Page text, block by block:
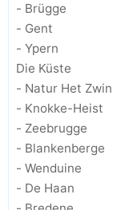
- Brügge
- Gent
- Ypern
Die Küste
- Natur Het Zwin
- Knokke-Heist
- Zeebrugge
- Blankenberge
- Wenduine
- De Haan